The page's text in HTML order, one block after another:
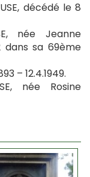
décédé le 8
née Jeanne
dans sa 69ème
– 12.4.1949.
née Rosine